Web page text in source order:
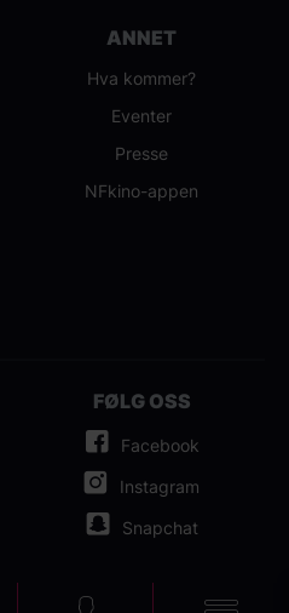
ANNET
Hva kommer?
Eventer
Presse
NFkino-appen
FØLG OSS
Facebook
Instagram
Snapchat